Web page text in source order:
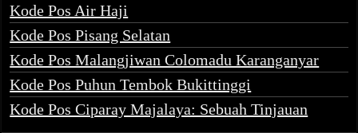
Kode Pos Air Haji
Kode Pos Pisang Selatan
Kode Pos Malangjiwan Colomadu Karanganyar
Kode Pos Puhun Tembok Bukittinggi
Kode Pos Ciparay Majalaya: Sebuah Tinjauan